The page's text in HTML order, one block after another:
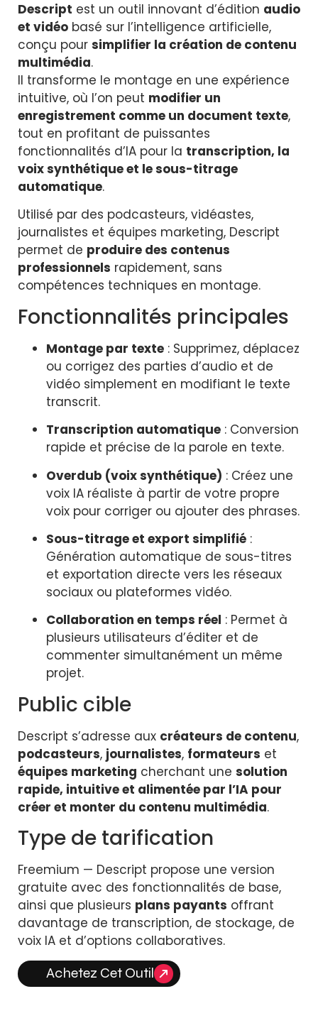
Descript est un outil innovant d’édition audio
et vidéo basé sur l’intelligence artificielle,
conçu pour simplifier la création de contenu
multimédia.
Il transforme le montage en une expérience
intuitive, où l’on peut modifier un
enregistrement comme un document texte,
tout en profitant de puissantes
fonctionnalités d’IA pour la transcription, la
voix synthétique et le sous-titrage
automatique.
Utilisé par des podcasteurs, vidéastes,
journalistes et équipes marketing, Descript
permet de produire des contenus
professionnels rapidement, sans
compétences techniques en montage.
Fonctionnalités principales
Montage par texte : Supprimez, déplacez
ou corrigez des parties d’audio et de
vidéo simplement en modifiant le texte
transcrit.
Transcription automatique : Conversion
rapide et précise de la parole en texte.
Overdub (voix synthétique) : Créez une
voix IA réaliste à partir de votre propre
voix pour corriger ou ajouter des phrases.
Sous-titrage et export simplifié :
Génération automatique de sous-titres
et exportation directe vers les réseaux
sociaux ou plateformes vidéo.
Collaboration en temps réel : Permet à
plusieurs utilisateurs d’éditer et de
commenter simultanément un même
projet.
Public cible
Descript s’adresse aux créateurs de contenu,
podcasteurs, journalistes, formateurs et
équipes marketing cherchant une solution
rapide, intuitive et alimentée par l’IA pour
créer et monter du contenu multimédia.
Type de tarification
Freemium — Descript propose une version
gratuite avec des fonctionnalités de base,
ainsi que plusieurs plans payants offrant
davantage de transcription, de stockage, de
voix IA et d’options collaboratives.
Achetez Cet Outil